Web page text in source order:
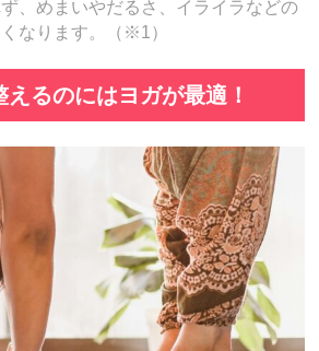
、めまいやだるさ、イライラなどの
なります。（※1）
るのにはヨガが最適！